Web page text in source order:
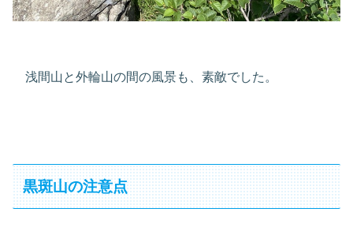
浅間山と外輪山の間の風景も、素敵でした。
黒斑山の注意点